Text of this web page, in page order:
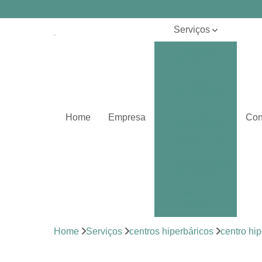
Home Empresa
Serviços
oxigenoterapia
Home Serviços centros hiperbáricos centro